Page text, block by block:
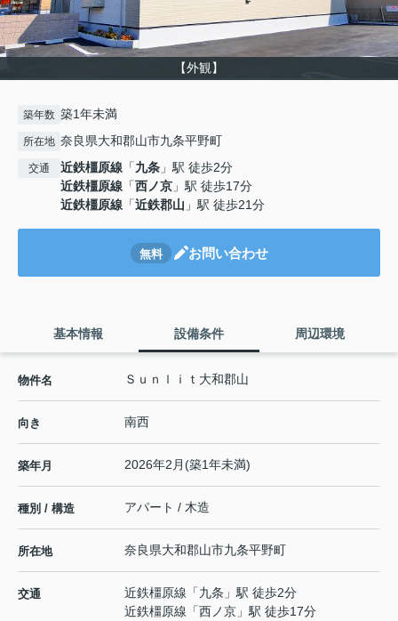
【外観】
築年数 築1年未満
所在地 奈良県大和郡山市九条平野町
交通 近鉄橿原線 「九条 」駅 徒歩2分
近鉄橿原線 「西ノ京 」駅 徒歩17分
近鉄橿原線 「近鉄郡山 」駅 徒歩21分
無料 お問い合わせ
基本情報 設備条件 周辺環境
物件名 Ｓｕｎｌｉｔ大和郡山
向き 南西
築年月 2026年2月(築1年未満)
種別 / 構造 アパート / 木造
所在地 奈良県大和郡山市九条平野町
交通 近鉄橿原線 「九条 」駅 徒歩2分
近鉄橿原線 「西ノ京 」駅 徒歩17分